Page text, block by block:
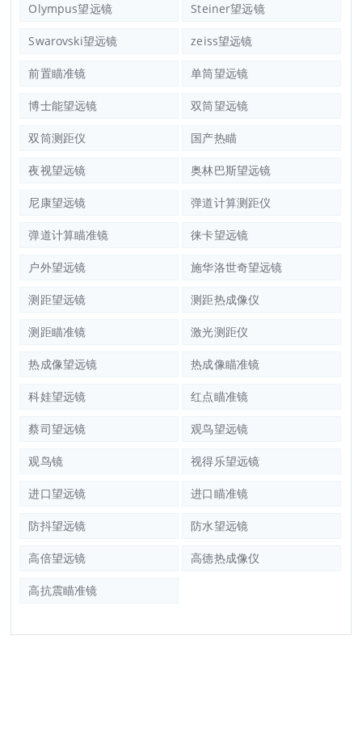
Olympus望远镜 Steiner望远镜
Swarovski望远镜 zeiss望远镜
前置瞄准镜 单筒望远镜
博士能望远镜 双筒望远镜
双筒测距仪 国产热瞄
夜视望远镜 奥林巴斯望远镜
尼康望远镜 弹道计算测距仪
弹道计算瞄准镜 徕卡望远镜
户外望远镜 施华洛世奇望远镜
测距望远镜 测距热成像仪
测距瞄准镜 激光测距仪
热成像望远镜 热成像瞄准镜
科娃望远镜 红点瞄准镜
蔡司望远镜 观鸟望远镜
观鸟镜 视得乐望远镜
进口望远镜 进口瞄准镜
防抖望远镜 防水望远镜
高倍望远镜 高德热成像仪
高抗震瞄准镜